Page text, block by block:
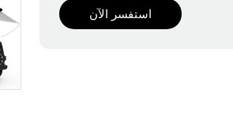
استفسر الآن